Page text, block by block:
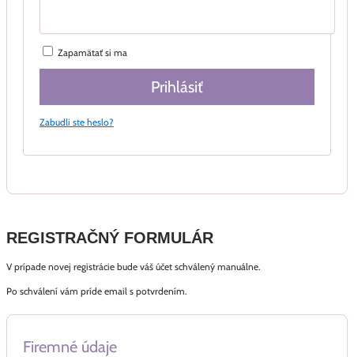
Zapamätať si ma
Prihlásiť
Zabudli ste heslo?
REGISTRAČNÝ FORMULÁR
V prípade novej registrácie bude váš účet schválený manuálne.
Po schválení vám príde email s potvrdením.
Firemné údaje